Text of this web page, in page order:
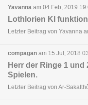
Yavanna am 04 Feb, 2019
Lothlorien KI
Letzter Beitrag von Yavanna
compagan am 15 Jul, 2018
Herr der Ringe 1
Spielen.
Letzter Beitrag von Ar-